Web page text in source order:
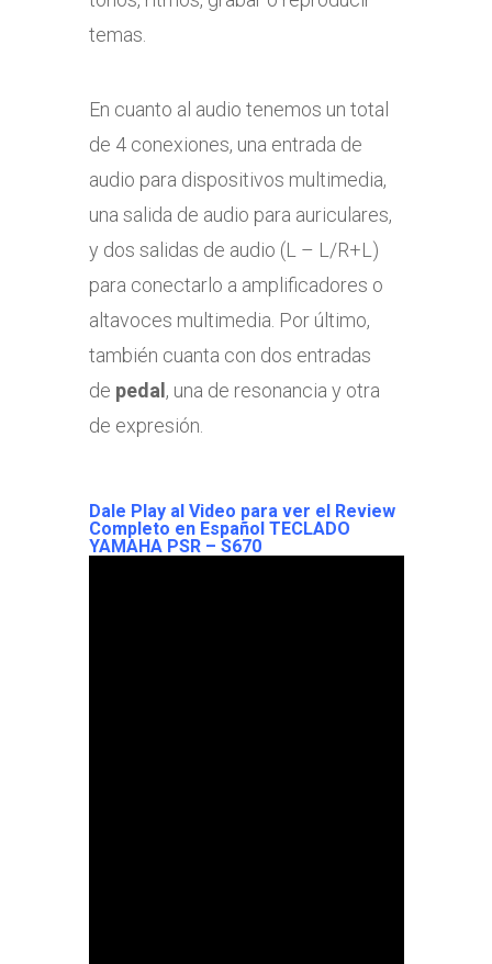
temas.
En cuanto al audio tenemos un total
de 4 conexiones, una entrada de
audio para dispositivos multimedia,
una salida de audio para auriculares,
y dos salidas de audio (L – L/R+L)
para conectarlo a amplificadores o
altavoces multimedia. Por último,
también cuanta con dos entradas
de pedal , una de resonancia y otra
de expresión.
Dale Play al Video para ver el Review
Completo en Español TECLADO
YAMAHA PSR – S670